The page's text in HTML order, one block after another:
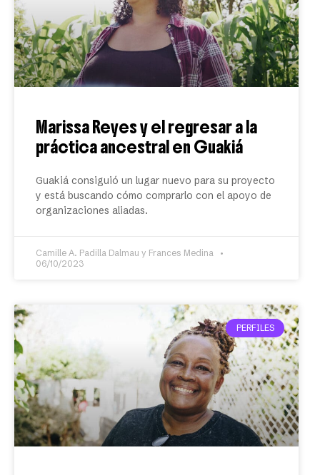
Marissa Reyes y el regresar a la
práctica ancestral en Guakiá
Guakiá consiguió un lugar nuevo para su proyecto
y está buscando cómo comprarlo con el apoyo de
organizaciones aliadas.
Camille A. Padilla Dalmau y Frances Medina
06/10/2023
PERFILES